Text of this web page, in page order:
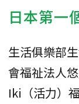
日本第一
生活俱樂部
會福祉法人
Iki（活力）